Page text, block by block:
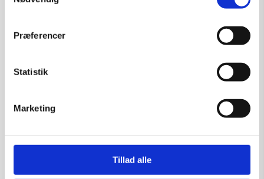
Præferencer
Statistik
Marketing
Tillad alle